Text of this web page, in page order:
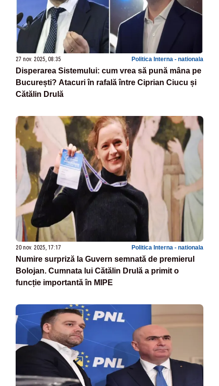
27 nov. 2025, 08:35 Politica Interna - nationala
Disperarea Sistemului: cum vrea să pună mâna pe
București? Atacuri în rafală între Ciprian Ciucu și
Cătălin Drulă
20 nov. 2025, 17:17 Politica Interna - nationala
Numire surpriză la Guvern semnată de premierul
Bolojan. Cumnata lui Cătălin Drulă a primit o
funcție importantă în MIPE